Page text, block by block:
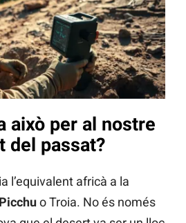
això per al nostre
del passat?
l’equivalent africà a la
o Troia. No és només